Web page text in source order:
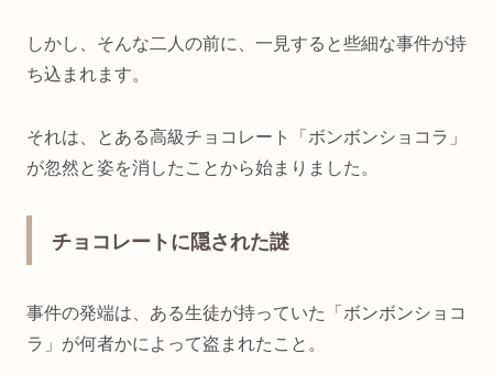
しかし、そんな二人の前に、一見すると些細な事件が持
ち込まれます。
それは、とある高級チョコレート「ボンボンショコラ」
が忽然と姿を消したことから始まりました。
チョコレートに隠された謎
事件の発端は、ある生徒が持っていた「ボンボンショコ
ラ」が何者かによって盗まれたこと。